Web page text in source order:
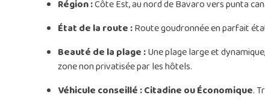
Région :Côte Est, au nord de Bavaro vers punta
État de la route :Route goudronnée en parfait
Beauté de la plage :Une plage large et
zone non privatisée par les hôtels.
Véhicule conseillé :Citadine ou Économique.